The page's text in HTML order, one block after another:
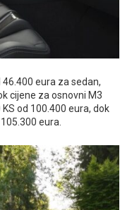
eura za sedan,
cijene za osnovni M3
od 100.400 eura, dok
eura.